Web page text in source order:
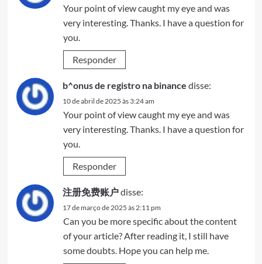
Your point of view caught my eye and was
very interesting. Thanks. I have a question for
you.
Responder
b^onus de registro na binance disse:
10 de abril de 2025 às 3:24 am
Your point of view caught my eye and was
very interesting. Thanks. I have a question for
you.
Responder
注册免费账户disse:
17 de março de 2025 às 2:11 pm
Can you be more specific about the content
of your article? After reading it, I still have
some doubts. Hope you can help me.